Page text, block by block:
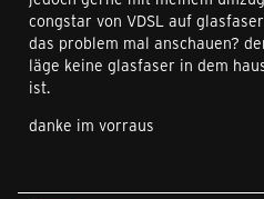
congstar von VDSL auf
das problem mal anschauen?
läge keine glasfaser in dem
ist.
danke im vorraus